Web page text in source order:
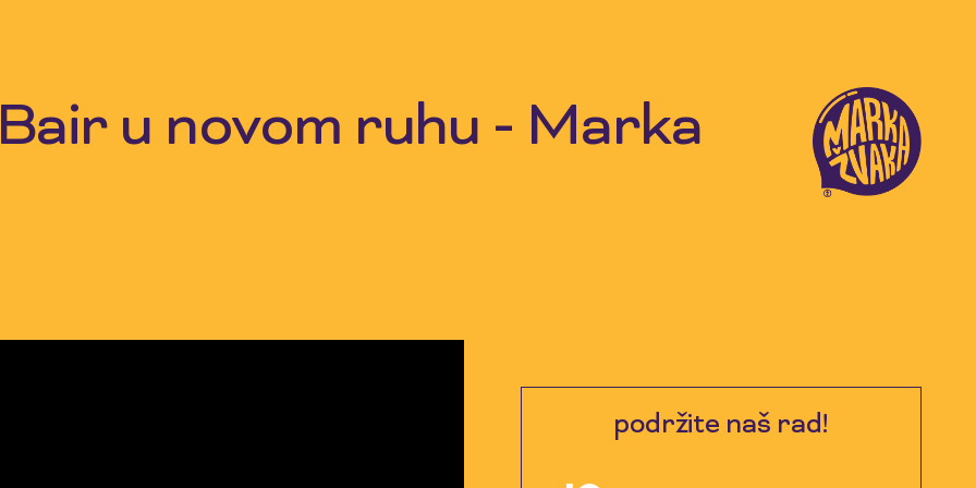
u novom ruhu - Marka
podržite naš rad!